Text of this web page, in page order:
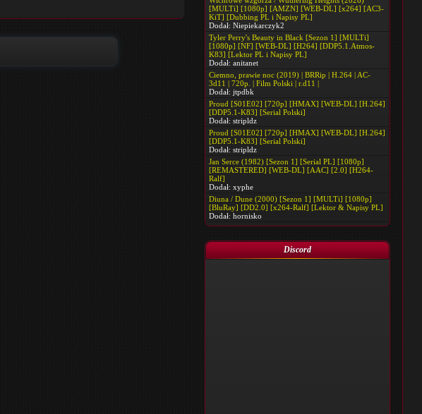
[MULTi] [1080p] [AMZN] [WEB-DL] [x264] [AC3-
KiT] [Dubbing PL i Napisy PL]
Dodał: Niepiekarczyk2
Tyler Perry's Beauty in Black [Sezon 1] [MULTi]
[1080p] [NF] [WEB-DL] [H264] [DDP5.1.Atmos-
K83] [Lektor PL i Napisy PL]
Dodał: anitanet
Ciemno, prawie noc (2019) | BRRip | H.264 | AC-
3d11 | 720p. | Film Polski | r.d11 |
Dodał: jtpdbk
Proud [S01E02] [720p] [HMAX] [WEB-DL] [H.264]
[DDP5.1-K83] [Serial Polski]
Dodał: stripldz
Proud [S01E02] [720p] [HMAX] [WEB-DL] [H.264]
[DDP5.1-K83] [Serial Polski]
Dodał: stripldz
Jan Serce (1982) [Sezon 1] [Serial PL] [1080p]
[REMASTERED] [WEB-DL] [AAC] [2.0] [H264-
Ralf]
Dodał: xyphe
Diuna / Dune (2000) [Sezon 1] [MULTi] [1080p]
[BluRay] [DD2.0] [x264-Ralf] [Lektor & Napisy PL]
Dodał: hornisko
Discord